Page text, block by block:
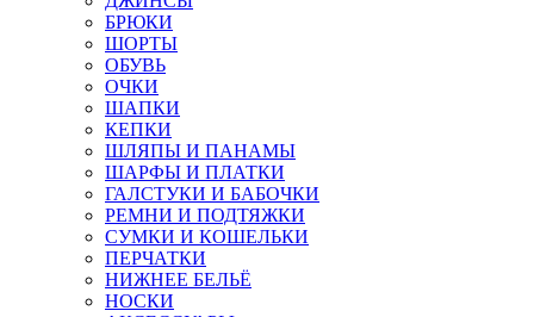
БРЮКИ
ШОРТЫ
ОБУВЬ
ОЧКИ
ШАПКИ
КЕПКИ
ШЛЯПЫ И ПАНАМЫ
ШАРФЫ И ПЛАТКИ
ГАЛСТУКИ И БАБОЧКИ
РЕМНИ И ПОДТЯЖКИ
СУМКИ И КОШЕЛЬКИ
ПЕРЧАТКИ
НИЖНЕЕ БЕЛЬЁ
НОСКИ